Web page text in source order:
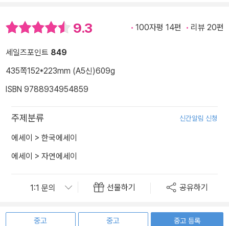
9.3 100자평 14편 리뷰 20편
세일즈포인트 849
435쪽152*223mm (A5신)609g
ISBN 9788934954859
주제분류 신간알림 신청
에세이 > 한국에세이
에세이 > 자연에세이
선물하기 공유하기
중고
중고
중고 등록